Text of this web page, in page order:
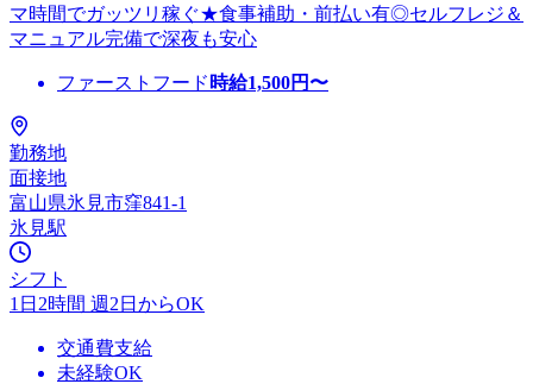
マ時間でガッツリ稼ぐ★食事補助・前払い有◎セルフレジ＆
マニュアル完備で深夜も安心
ファーストフード 時給1,500円〜
勤務地
面接地
富山県氷見市窪841-1
氷見駅
シフト
1日2時間 週2日からOK
交通費支給
未経験OK